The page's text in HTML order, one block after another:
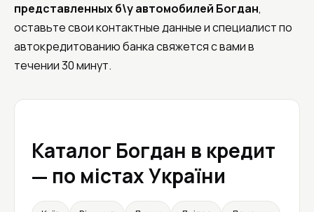
представленных б\у автомобилей Богдан,
оставьте свои контактные данные и специалист по
автокредитованию банка свяжется с вами в
течении 30 минут.
Каталог Богдан в кредит
— по містах України